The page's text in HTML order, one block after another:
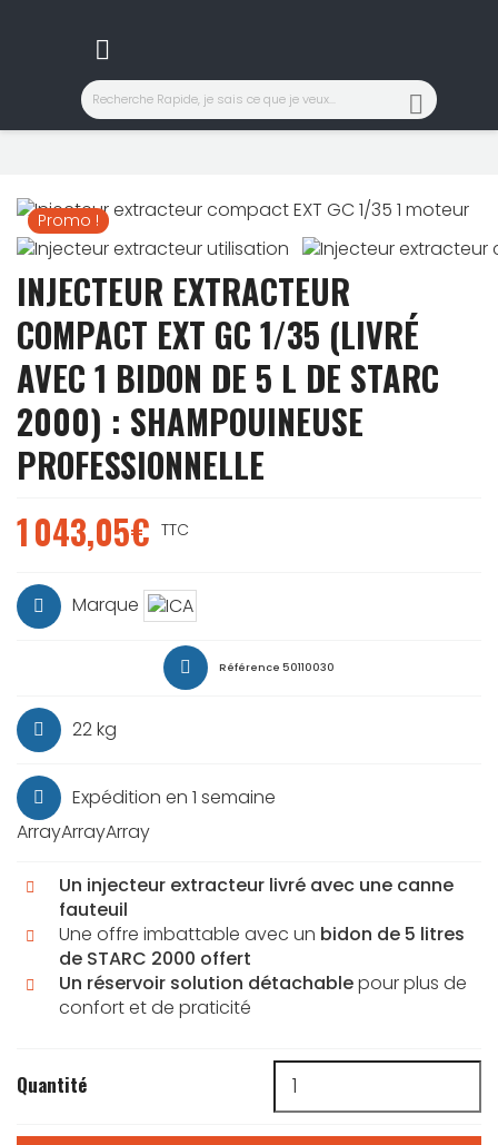


Promo !
INJECTEUR EXTRACTEUR
COMPACT EXT GC 1/35 (LIVRÉ
AVEC 1 BIDON DE 5 L DE STARC
2000) : SHAMPOUINEUSE
PROFESSIONNELLE
1 043,05€ TTC
Marque
Référence 50110030
22 kg
Expédition en 1 semaine
ArrayArrayArray
Un injecteur extracteur livré avec une canne
fauteuil
Une offre imbattable avec un bidon de 5 litres
de STARC 2000 offert
Un réservoir solution détachablepour plus de
confort et de praticité
Quantité